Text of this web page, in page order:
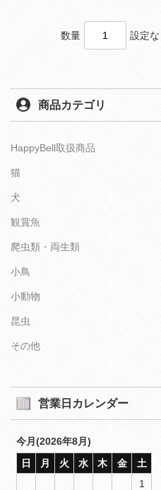
数量 設定な
商品カテゴリ
HappyBell取扱商品
猫
犬
観賞魚
爬虫類・両生類
小鳥
小動物
昆虫
その他
営業日カレンダー
今月(2026年8月)
日
月 火 水 木 金
土
1